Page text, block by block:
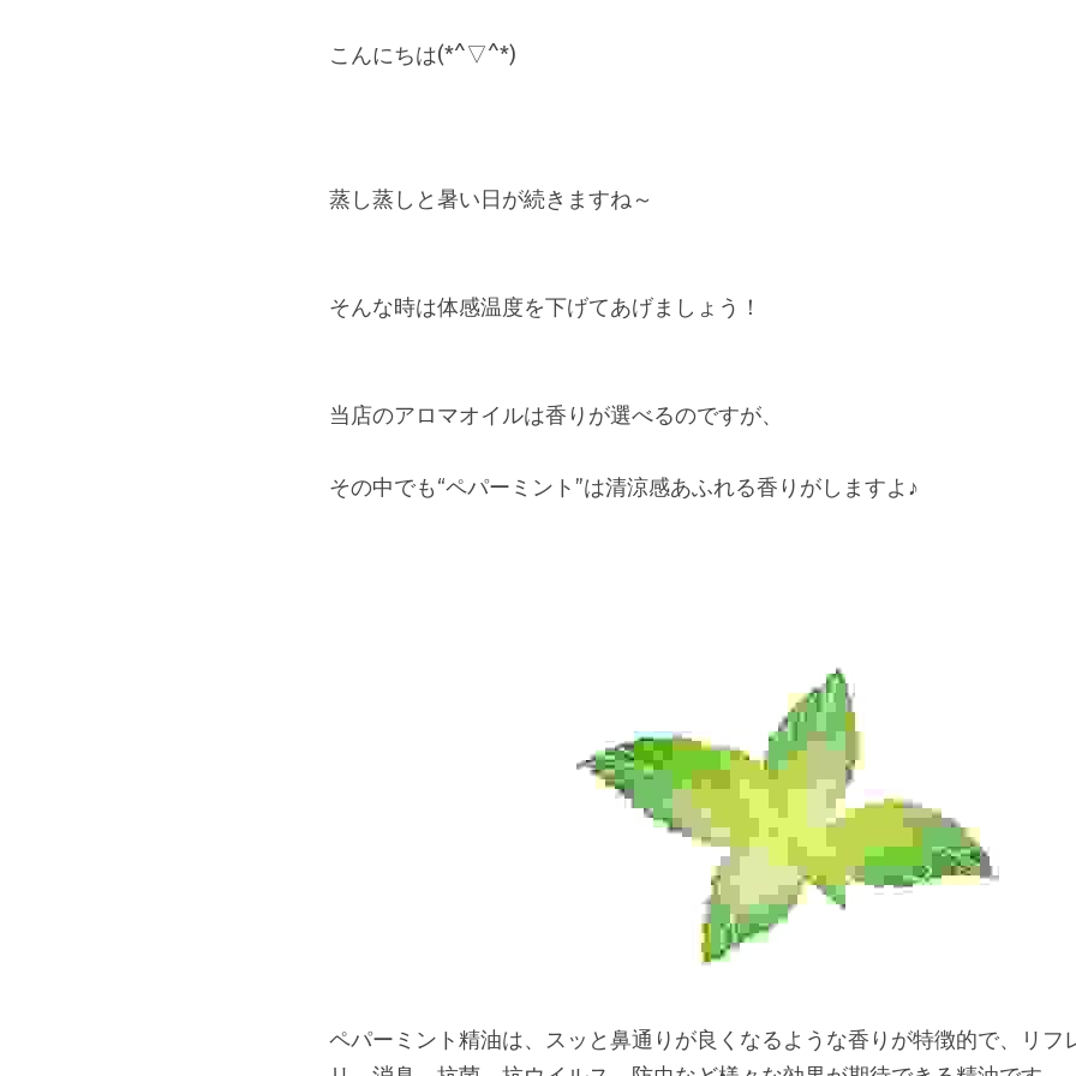
こんにちは(*^▽^*)
蒸し蒸しと暑い日が続きますね～
そんな時は体感温度を下げてあげましょう！
当店のアロマオイルは香りが選べるのですが、
その中でも“ペパーミント”は清涼感あふれる香りがしますよ♪
ペパーミント精油は、スッと鼻通りが良くなるような香りが特徴的で、リフ